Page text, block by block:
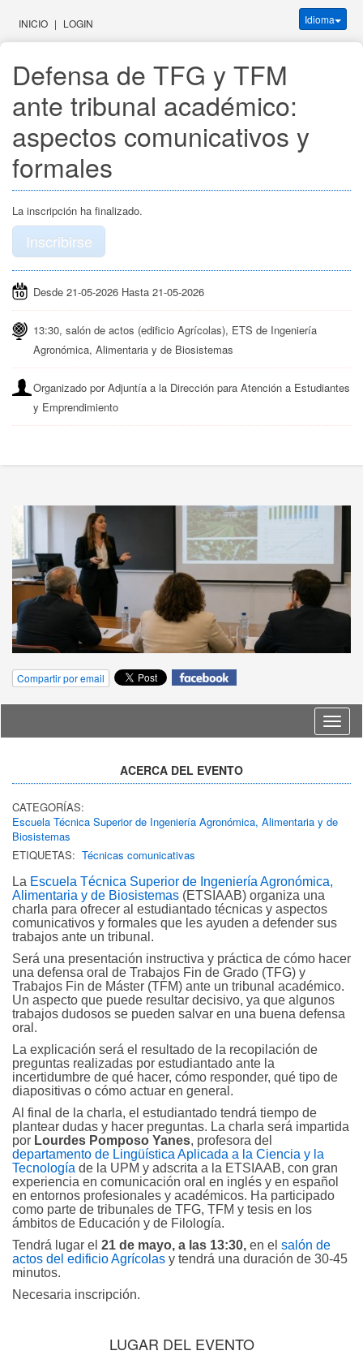
INICIO | LOGIN Idioma
Defensa de TFG y TFM
ante tribunal académico:
aspectos comunicativos y
formales
La inscripción ha finalizado.
Inscribirse
Desde 21-05-2026 Hasta 21-05-2026
13:30, salón de actos (edificio Agrícolas), ETS de Ingeniería
Agronómica, Alimentaria y de Biosistemas
Organizado por Adjuntía a la Dirección para Atención a Estudiantes
y Emprendimiento
Compartir por email
Idioma
ACERCA DEL EVENTO
CATEGORÍAS:
Escuela Técnica Superior de Ingeniería Agronómica, Alimentaria y de
Biosistemas
ETIQUETAS: Técnicas comunicativas
La Escuela Técnica Superior de Ingeniería Agronómica,
Alimentaria y de Biosistemas (ETSIAAB) organiza una
charla para ofrecer al estudiantado técnicas y aspectos
comunicativos y formales que les ayuden a defender sus
trabajos ante un tribunal.
Será una presentación instructiva y práctica de cómo hacer
una defensa oral de Trabajos Fin de Grado (TFG) y
Trabajos Fin de Máster (TFM) ante un tribunal académico.
Un aspecto que puede resultar decisivo, ya que algunos
trabajos dudosos se pueden salvar en una buena defensa
oral.
La explicación será el resultado de la recopilación de
preguntas realizadas por estudiantado ante la
incertidumbre de qué hacer, cómo responder, qué tipo de
diapositivas o cómo actuar en general.
Al final de la charla, el estudiantado tendrá tiempo de
plantear dudas y hacer preguntas. La charla será impartida
por Lourdes Pomposo Yanes, profesora del
departamento de Lingüística Aplicada a la Ciencia y la
Tecnología de la UPM y adscrita a la ETSIAAB, con gran
experiencia en comunicación oral en inglés y en español
en entornos profesionales y académicos. Ha participado
como parte de tribunales de TFG, TFM y tesis en los
ámbitos de Educación y de Filología.
Tendrá lugar el 21 de mayo, a las 13:30, en el salón de
actos del edificio Agrícolas y tendrá una duración de 30-45
minutos.
Necesaria inscripción.
LUGAR DEL EVENTO